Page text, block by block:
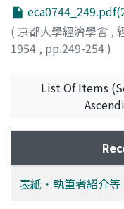
( 京都大學經濟學會 ,
1954 , pp.249-254)
List Of Items
表紙・執筆者紹介等